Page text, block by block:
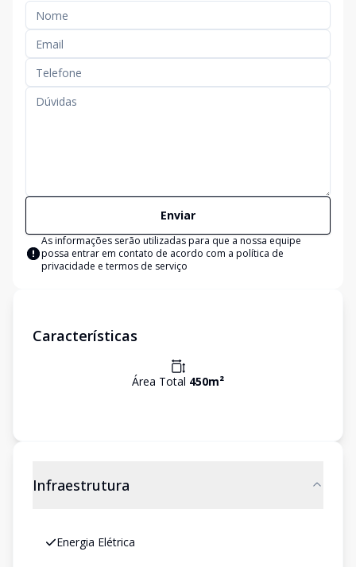
Enviar
As informações serão utilizadas para que a nossa equipe
possa entrar em contato de acordo com a política de
privacidade e termos de serviço
Características
Área Total 450m²
Infraestrutura
Energia Elétrica